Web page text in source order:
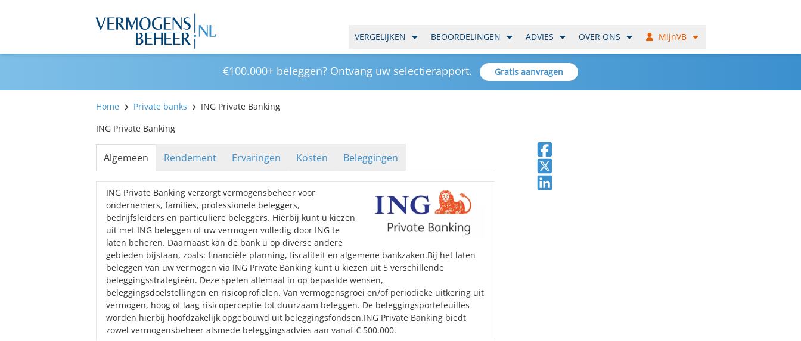
VERGELIJKEN BEOORDELINGEN ADVIES OVER ONS MijnVB
€100.000+ beleggen? Ontvang uw selectierapport. Gratis aanvragen
Home Private banks
ING Private Banking
ING Private Banking
Algemeen Rendement Ervaringen Kosten Beleggingen
ING Private Banking verzorgt vermogensbeheer voor
ondernemers, families, professionele beleggers,
bedrijfsleiders en particuliere beleggers. Hierbij kunt u kiezen
uit met ING beleggen of uw vermogen volledig door ING te
laten beheren. Daarnaast kan de bank u op diverse andere
gebieden bijstaan, zoals: financiële planning, fiscaliteit en algemene bankzaken.Bij het laten
beleggen van uw vermogen via ING Private Banking kunt u kiezen uit 5 verschillende
beleggingsstrategieën. Deze spelen allemaal in op bepaalde wensen,
beleggingsdoelstellingen en risicoprofielen. Van vermogensgroei en/of periodieke uitkering uit
vermogen, hoog of laag risicoperceptie tot duurzaam beleggen. De beleggingsportefeuilles
worden hierbij hoofdzakelijk opgebouwd uit beleggingsfondsen.ING Private Banking biedt
zowel vermogensbeheer alsmede beleggingsadvies aan vanaf € 500.000.
Deel op Facebook
Deel op X
Deel op LinkedIn